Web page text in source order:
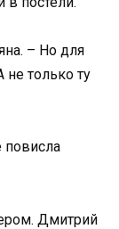
– Но для
не только ту
повисла
Дмитрий